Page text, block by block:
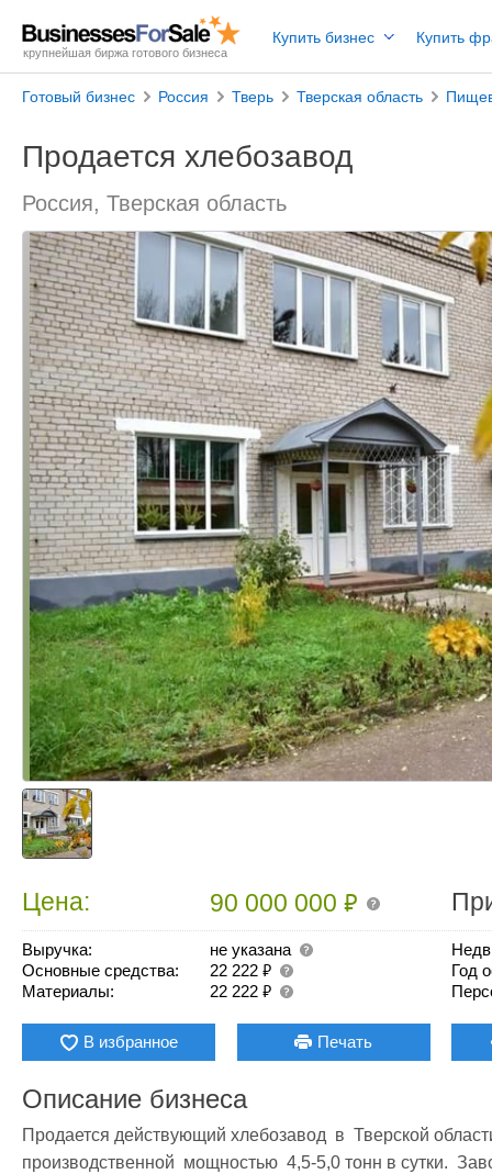
крупнейшая биржа готового бизнеса
Купить бизнес Купить
Готовый бизнес Россия Тверь Тверская область
Продается хлебозавод
Россия, Тверская область
Цена: 90 000 000₽
Выручка:
не указана
Основные средства:
22 222₽
Материалы: 22 222₽
Год
В избранное Печать
Описание бизнеса
Продается действующий хлебозавод  в  Тверской
производственной  мощностью  4,5-5,0 тонн в сутки.